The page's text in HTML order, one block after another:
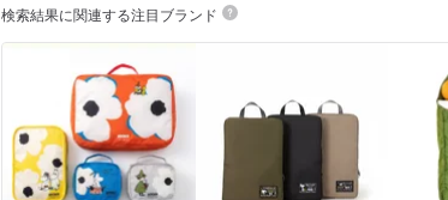
検索結果に関連する注目ブランド